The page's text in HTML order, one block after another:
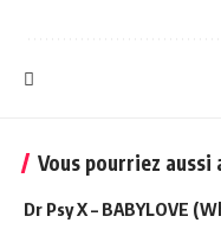
Vous pourriez aussi
Dr Psy X – BABYLOVE